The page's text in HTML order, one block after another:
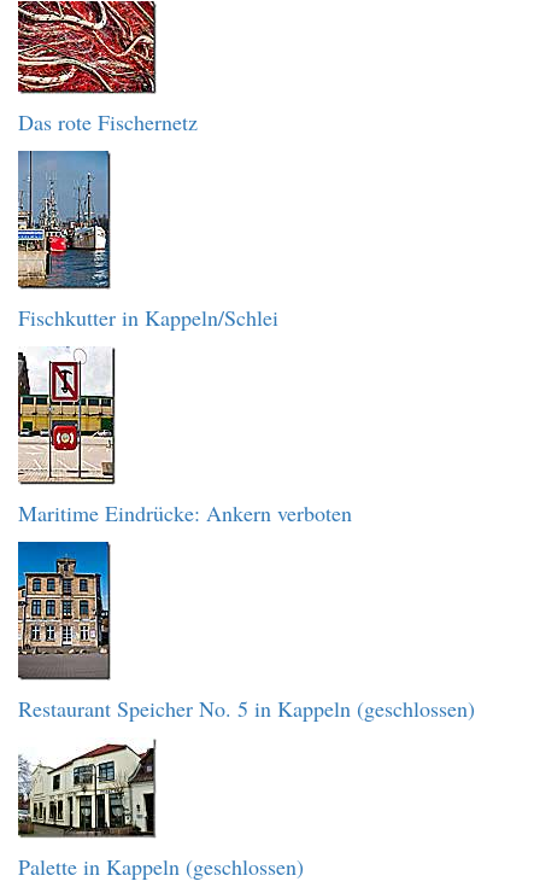
Das rote Fischernetz
Fischkutter in Kappeln/Schlei
Maritime Eindrücke: Ankern verboten
Restaurant Speicher No. 5 in Kappeln (geschlossen)
Palette in Kappeln (geschlossen)